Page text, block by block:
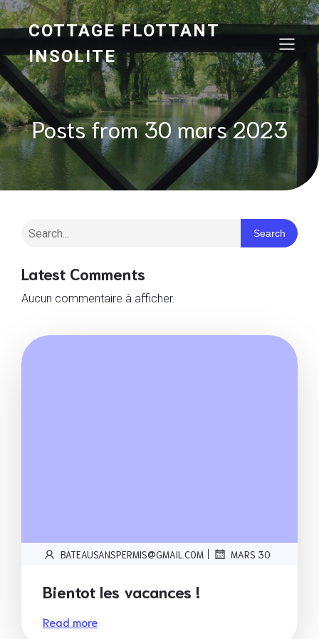
COTTAGE FLOTTANT
INSOLITE
Posts from 30 mars 2023
Search
Latest Comments
Aucun commentaire à afficher.
BATEAUSANSPERMIS@GMAIL.COM | MARS 30
Bientot les vacances !
Read more